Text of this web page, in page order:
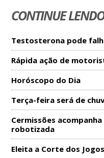
CONTINUE
Testosterona pode
Rápida ação de
Horóscopo do Dia
Terça-feira será de
Cermissões
robotizada
Eleita a Corte dos